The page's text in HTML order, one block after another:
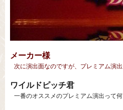
メーカー様
次に演出面なのですが、プレミアム演出
ワイルドピッチ君
一番のオススメのプレミアム演出って何